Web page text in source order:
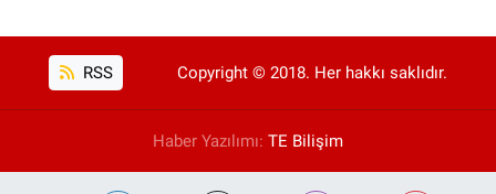
RSS Copyright © 2018. Her hakkı saklıdır.
Haber Yazılımı: TE Bilişim